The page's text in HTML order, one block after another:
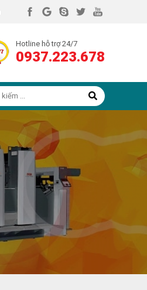
Hotline hỗ trợ 24/7
0937.223.678